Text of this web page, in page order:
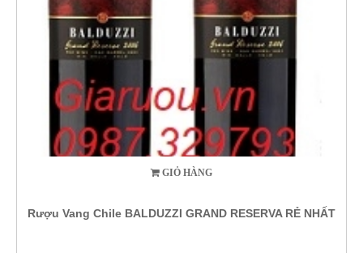
GIỎ HÀNG
Rượu Vang Chile BALDUZZI GRAND RESERVA RẺ NHẤT